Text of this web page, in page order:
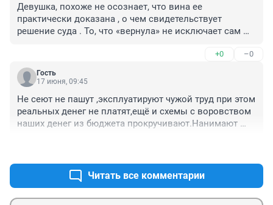
Девушка, похоже не осознает, что вина ее
практически доказана , о чем свидетельствует
решение суда . То, что «вернула» не исключает сам
смягчающее вину обстоятельство . А то, что дали
условный срок, благодаря тому, что есть
несовершеннолетние дети. Ей бы надо суду сказать
подбивают ее на апелляцию. У них своя задача.
+0 –0
Гость
17 июня, 09:45
Не сеют не пашут ,эксплуатируют чужой труд при этом
реальных денег не платят,ещё и схемы с воровством
наших денег из бюджета прокручивают.Нанимают
Читать все комментарии